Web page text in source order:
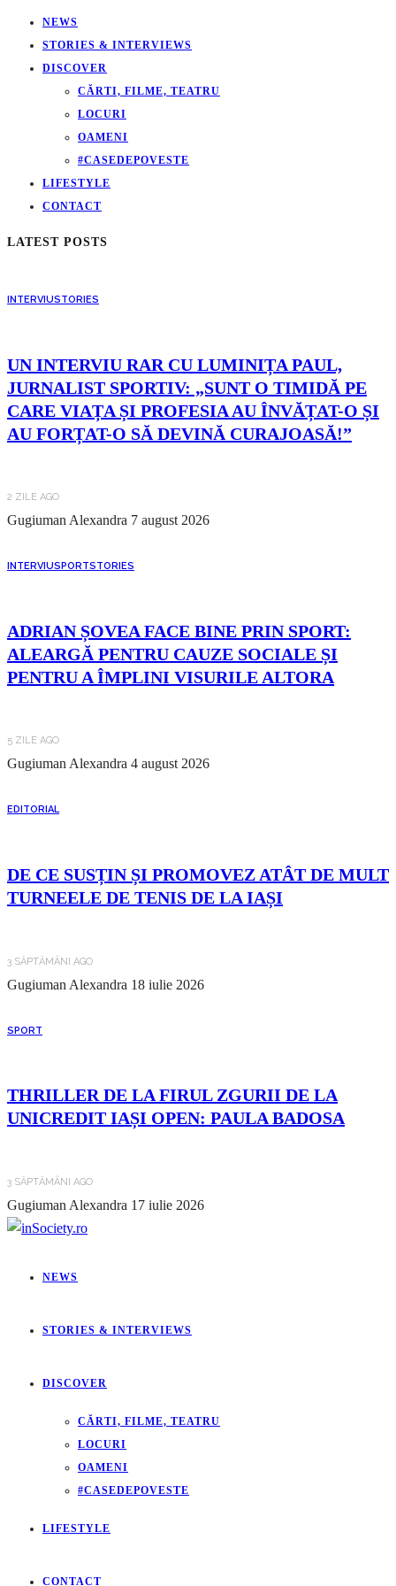
NEWS
STORIES & INTERVIEWS
DISCOVER
CĂRTI, FILME, TEATRU
LOCURI
OAMENI
#CASEDEPOVESTE
LIFESTYLE
CONTACT
LATEST POSTS
INTERVIUSTORIES
UN INTERVIU RAR CU LUMINIȚA PAUL,
JURNALIST SPORTIV: „SUNT O TIMIDĂ PE
CARE VIAȚA ȘI PROFESIA AU ÎNVĂȚAT-O ȘI
AU FORȚAT-O SĂ DEVINĂ CURAJOASĂ!”
2 ZILE AGO
Gugiuman Alexandra 7 august 2026
INTERVIUSPORTSTORIES
ADRIAN ȘOVEA FACE BINE PRIN SPORT:
ALEARGĂ PENTRU CAUZE SOCIALE ȘI
PENTRU A ÎMPLINI VISURILE ALTORA
5 ZILE AGO
Gugiuman Alexandra 4 august 2026
EDITORIAL
DE CE SUSȚIN ȘI PROMOVEZ ATÂT DE MULT
TURNEELE DE TENIS DE LA IAȘI
3 SĂPTĂMÂNI AGO
Gugiuman Alexandra 18 iulie 2026
SPORT
THRILLER DE LA FIRUL ZGURII DE LA
UNICREDIT IAȘI OPEN: PAULA BADOSA
3 SĂPTĂMÂNI AGO
Gugiuman Alexandra 17 iulie 2026
NEWS
STORIES & INTERVIEWS
DISCOVER
CĂRTI, FILME, TEATRU
LOCURI
OAMENI
#CASEDEPOVESTE
LIFESTYLE
CONTACT